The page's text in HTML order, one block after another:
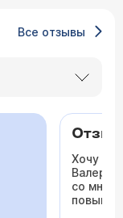
Все отзывы
Хочу
со мной